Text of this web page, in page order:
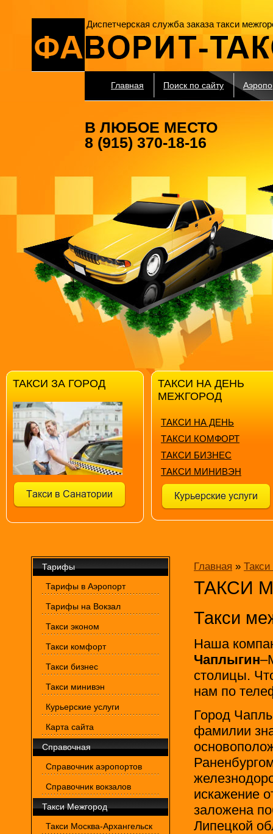
Диспетчерская служба заказа такси
В ЛЮБОЕ МЕСТО
8 (915) 370-18-16
Главная Поиск по сайту
ТАКСИ ЗА ГОРОД
ТАКСИ НА ДЕНЬ
МЕЖГОРОД
ТАКСИ НА ДЕНЬ
ТАКСИ КОМФОРТ
ТАКСИ БИЗНЕС
ТАКСИ МИНИВЭН
Тарифы
Тарифы в Аэропорт
Тарифы на Вокзал
Такси эконом
Такси комфорт
Такси бизнес
Такси минивэн
Курьерские услуги
Карта сайта
Справочная
Справочник аэропортов
Справочник вокзалов
Такси Межгород
Такси Москва-Архангельск
Главная »
ТАКСИ
Такси
Наша
Чаплыгин
столицы.
нам по
Город
фамилии
искажение
заложена
Липецкой